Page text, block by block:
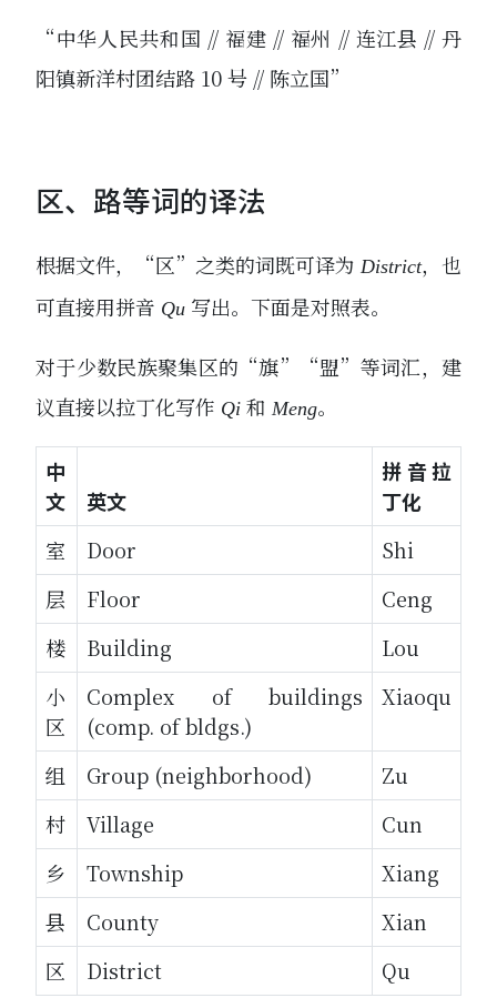
“中华人民共和国 // 福建 // 福州 // 连江县 // 丹
阳镇新洋村团结路 10 号 // 陈立国”
区、路等词的译法
根据文件，“区”之类的词既可译为 District，也
可直接用拼音 Qu 写出。下面是对照表。
对于少数民族聚集区的“旗”“盟”等词汇，建
议直接以拉丁化写作 Qi 和 Meng。
中
文
英文
拼音拉
丁化
室
Door
Shi
层
Floor
Ceng
楼
Building
Lou
小
区
Complex of buildings
(comp. of bldgs.)
Xiaoqu
组 Group (neighborhood)
Zu
村
Village
Cun
乡
Township
Xiang
县
County
Xian
区
District Qu